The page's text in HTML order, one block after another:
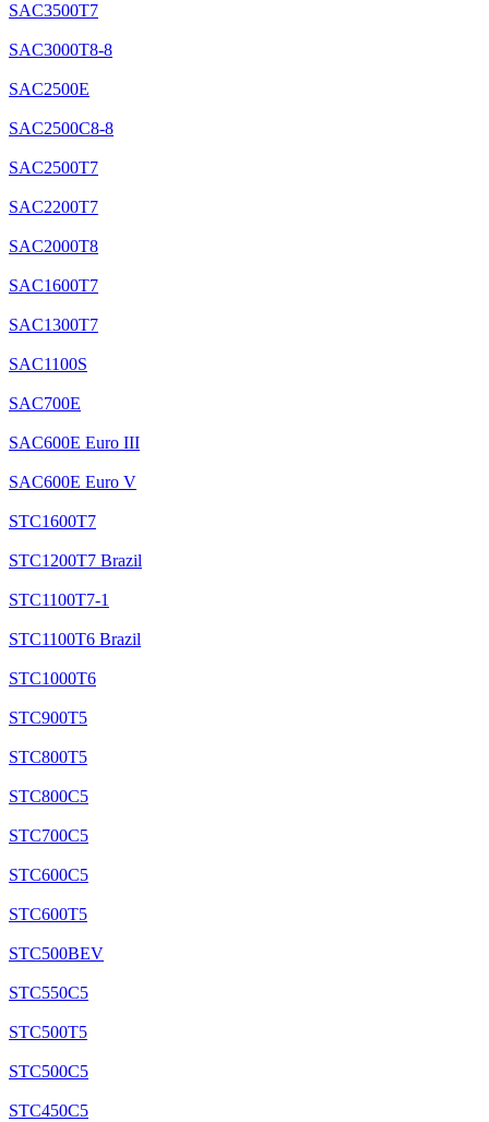
SAC3500T7
SAC3000T8-8
SAC2500E
SAC2500C8-8
SAC2500T7
SAC2200T7
SAC2000T8
SAC1600T7
SAC1300T7
SAC1100S
SAC700E
SAC600E Euro III
SAC600E Euro V
STC1600T7
STC1200T7 Brazil
STC1100T7-1
STC1100T6 Brazil
STC1000T6
STC900T5
STC800T5
STC800C5
STC700C5
STC600C5
STC600T5
STC500BEV
STC550C5
STC500T5
STC500C5
STC450C5